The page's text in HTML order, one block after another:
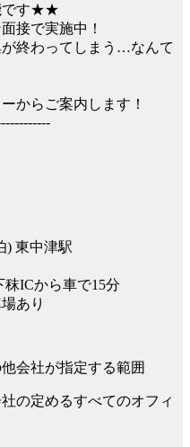
です★★
接で実施中！
終わってしまう…なんて
からご案内します！
) 東中津駅
ICから車で15分
あり
会社が指定する範囲
の定めるすべてのオフィ